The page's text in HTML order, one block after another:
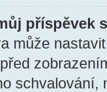
příspěvek
může
schvalování,